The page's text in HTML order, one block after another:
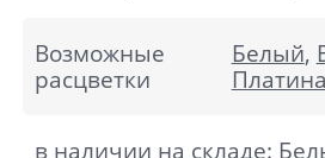
Возможные
расцветки
Белый,
Платина
в наличии на складе: